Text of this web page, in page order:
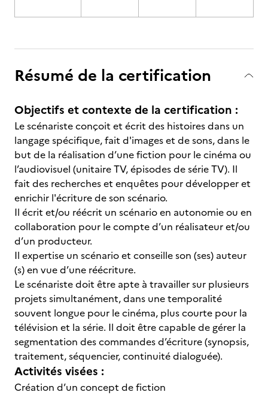
Résumé de la certification
Objectifs et contexte de la certification :
Le scénariste conçoit et écrit des histoires dans un
langage spécifique, fait d'images et de sons, dans le
but de la réalisation d’une fiction pour le cinéma ou
l’audiovisuel (unitaire TV, épisodes de série TV). Il
fait des recherches et enquêtes pour développer et
enrichir l'écriture de son scénario.
Il écrit et/ou réécrit un scénario en autonomie ou en
collaboration pour le compte d’un réalisateur et/ou
d’un producteur.
Il expertise un scénario et conseille son (ses) auteur
(s) en vue d’une réécriture.
Le scénariste doit être apte à travailler sur plusieurs
projets simultanément, dans une temporalité
souvent longue pour le cinéma, plus courte pour la
télévision et la série. Il doit être capable de gérer la
segmentation des commandes d’écriture (synopsis,
traitement, séquencier, continuité dialoguée).
Activités visées :
Création d’un concept de fiction